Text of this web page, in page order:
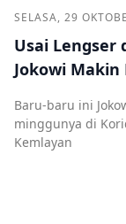
SELASA, 29
Usai Lengser
Jokowi Makin
Baru-baru ini
minggunya di
Kemlayan